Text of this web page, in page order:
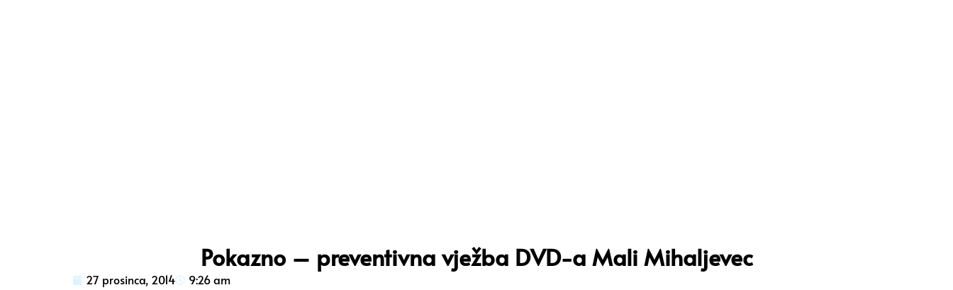
Pokazno – preventivna vježba DVD-a Mali Mihaljevec
27 prosinca, 2014
9:26 am